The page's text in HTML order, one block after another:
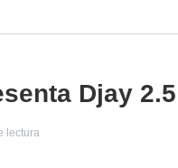
Djay
lectura